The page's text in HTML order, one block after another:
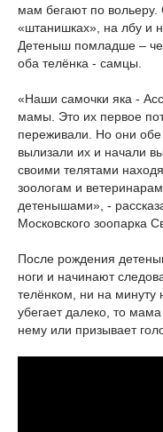
мам бегают по
«штанишках», на лбу и
Детеныш помладше –
оба телёнка - самцы.
«Наши самочки яка -
мамы. Это их первое
переживали. Но они
вылизали их и начали
своими телятами
зоологам и
детенышами», -
Московского зоопарка
После рождения
ноги и начинают
телёнком, ни на минуту
убегает далеко, то
нему или призывает